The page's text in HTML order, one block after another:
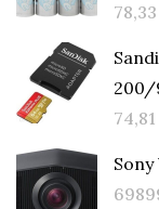
78,33
200/
74,81